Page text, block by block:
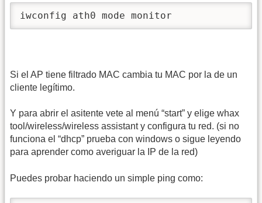
iwconfig ath0 mode monitor
Si el AP tiene filtrado MAC cambia tu MAC por la de un
cliente legítimo.
Y para abrir el asitente vete al menú “start” y elige whax
tool/wireless/wireless assistant y configura tu red. (si no
funciona el “dhcp” prueba con windows o sigue leyendo
para aprender como averiguar la IP de la red)
Puedes probar haciendo un simple ping como: